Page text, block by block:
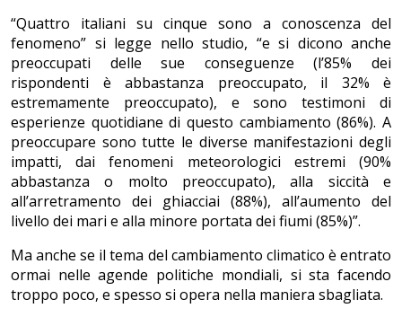
“Quattro italiani su cinque sono a conoscenza del
fenomeno” si legge nello studio, “e si dicono anche
preoccupati delle sue conseguenze (l’85% dei
rispondenti è abbastanza preoccupato, il 32% è
estremamente preoccupato), e sono testimoni di
esperienze quotidiane di questo cambiamento (86%). A
preoccupare sono tutte le diverse manifestazioni degli
impatti, dai fenomeni meteorologici estremi (90%
abbastanza o molto preoccupato), alla siccità e
all’arretramento dei ghiacciai (88%), all’aumento del
livello dei mari e alla minore portata dei fiumi (85%)”.
Ma anche se il tema del cambiamento climatico è entrato
ormai nelle agende politiche mondiali, si sta facendo
troppo poco, e spesso si opera nella maniera sbagliata.